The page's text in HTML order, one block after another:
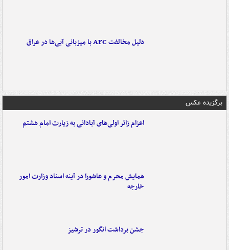
دلیل مخالفت AFC با میزبانی آبی‌ها در عراق
برگزیده عکس
اعزام زائر اولی‌های آبادانی به زیارت امام هشتم
همایش محرم و عاشورا در آینه اسناد وزارت امور
خارجه
جشن برداشت انگور در ترشیز